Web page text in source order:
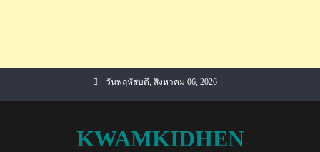
วันพฤหัสบดี, สิงหาคม 06, 2026
KWAMKIDHEN